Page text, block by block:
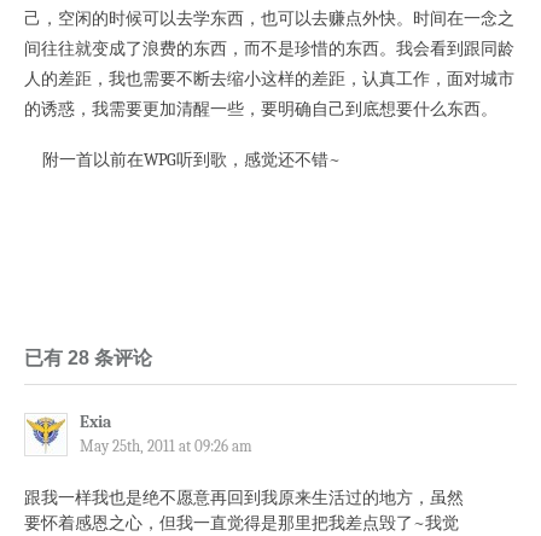
己，空闲的时候可以去学东西，也可以去赚点外快。时间在一念之
间往往就变成了浪费的东西，而不是珍惜的东西。我会看到跟同龄
人的差距，我也需要不断去缩小这样的差距，认真工作，面对城市
的诱惑，我需要更加清醒一些，要明确自己到底想要什么东西。
附一首以前在WPG听到歌，感觉还不错~
已有 28 条评论
Exia
May 25th, 2011 at 09:26 am
跟我一样我也是绝不愿意再回到我原来生活过的地方，虽然
要怀着感恩之心，但我一直觉得是那里把我差点毁了~我觉